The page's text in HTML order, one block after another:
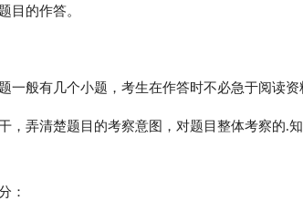
目的作答。
一般有几个小题，考生在作答时不必急于阅读资
，弄清楚题目的考察意图，对题目整体考察的.
：